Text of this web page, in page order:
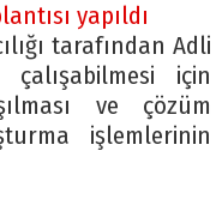
yapıldı
tarafından Adli
için
ve çözüm
işlemlerinin